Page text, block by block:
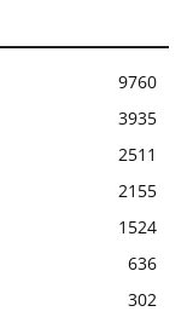
9760
3935
2511
2155
1524
636
302